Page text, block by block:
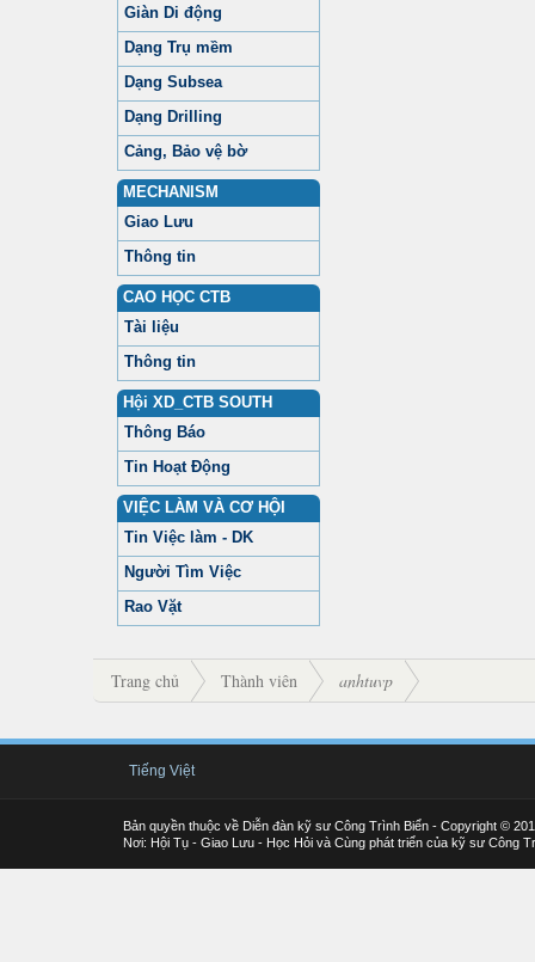
Giàn Di động
Dạng Trụ mềm
Dạng Subsea
Dạng Drilling
Cảng, Bảo vệ bờ
MECHANISM
Giao Lưu
Thông tin
CAO HỌC CTB
Tài liệu
Thông tin
Hội XD_CTB SOUTH
Thông Báo
Tin Hoạt Động
VIỆC LÀM VÀ CƠ HỘI
Tin Việc làm - DK
Người Tìm Việc
Rao Vặt
Trang chủ Thành viên anhtuvp
Tiếng Việt
Bản quyền thuộc về Diễn đàn kỹ sư Công Trình Biển - Copyright ©
Nơi: Hội Tụ - Giao Lưu - Học Hỏi và Cùng phát triển của kỹ sư Công